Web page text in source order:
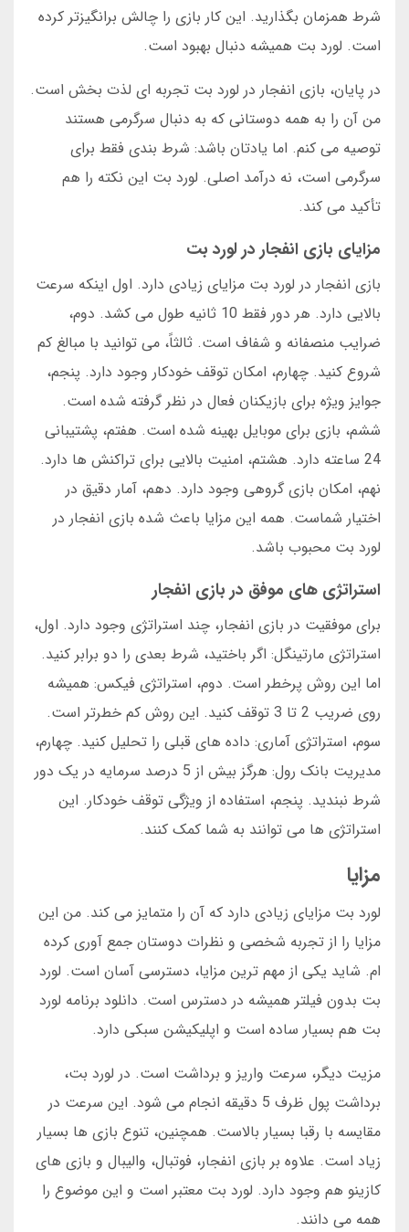
شرط همزمان بگذارید. این کار بازی را چالش برانگیزتر کرده
است. لورد بت همیشه دنبال بهبود است.
در پایان، بازی انفجار در لورد بت تجربه ای لذت بخش است.
من آن را به همه دوستانی که به دنبال سرگرمی هستند
توصیه می کنم. اما یادتان باشد: شرط بندی فقط برای
سرگرمی است، نه درآمد اصلی. لورد بت این نکته را هم
تأکید می کند.
مزایای بازی انفجار در لورد بت
بازی انفجار در لورد بت مزایای زیادی دارد. اول اینکه سرعت
بالایی دارد. هر دور فقط 10 ثانیه طول می کشد. دوم،
ضرایب منصفانه و شفاف است. ثالثاً، می توانید با مبالغ کم
شروع کنید. چهارم، امکان توقف خودکار وجود دارد. پنجم،
جوایز ویژه برای بازیکنان فعال در نظر گرفته شده است.
ششم، بازی برای موبایل بهینه شده است. هفتم، پشتیبانی
24 ساعته دارد. هشتم، امنیت بالایی برای تراکنش ها دارد.
نهم، امکان بازی گروهی وجود دارد. دهم، آمار دقیق در
اختیار شماست. همه این مزایا باعث شده بازی انفجار در
لورد بت محبوب باشد.
استراتژی های موفق در بازی انفجار
برای موفقیت در بازی انفجار، چند استراتژی وجود دارد. اول،
استراتژی مارتینگل: اگر باختید، شرط بعدی را دو برابر کنید.
اما این روش پرخطر است. دوم، استراتژی فیکس: همیشه
روی ضریب 2 تا 3 توقف کنید. این روش کم خطرتر است.
سوم، استراتژی آماری: داده های قبلی را تحلیل کنید. چهارم،
مدیریت بانک رول: هرگز بیش از 5 درصد سرمایه در یک دور
شرط نبندید. پنجم، استفاده از ویژگی توقف خودکار. این
استراتژی ها می توانند به شما کمک کنند.
مزایا
لورد بت مزایای زیادی دارد که آن را متمایز می کند. من این
مزایا را از تجربه شخصی و نظرات دوستان جمع آوری کرده
ام. شاید یکی از مهم ترین مزایا، دسترسی آسان است. لورد
بت بدون فیلتر همیشه در دسترس است. دانلود برنامه لورد
بت هم بسیار ساده است و اپلیکیشن سبکی دارد.
مزیت دیگر، سرعت واریز و برداشت است. در لورد بت،
برداشت پول ظرف 5 دقیقه انجام می شود. این سرعت در
مقایسه با رقبا بسیار بالاست. همچنین، تنوع بازی ها بسیار
زیاد است. علاوه بر بازی انفجار، فوتبال، والیبال و بازی های
کازینو هم وجود دارد. لورد بت معتبر است و این موضوع را
همه می دانند.